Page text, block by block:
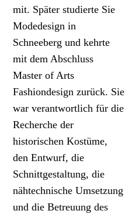
mit. Später studierte Sie
Modedesign in
Schneeberg und kehrte
mit dem Abschluss
Master of Arts
Fashiondesign zurück. Sie
war verantwortlich für die
Recherche der
historischen Kostüme,
den Entwurf, die
Schnittgestaltung, die
nähtechnische Umsetzung
und die Betreuung des